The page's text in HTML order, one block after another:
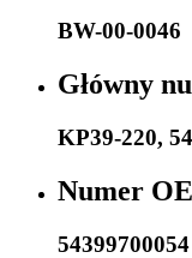
BW-00-0046
Główny
KP39-220,
Numer
54399700054